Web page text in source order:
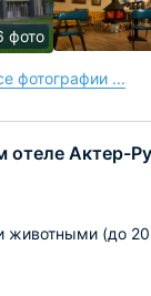
фото
фотографии ...
отеле Актер-
(до 20